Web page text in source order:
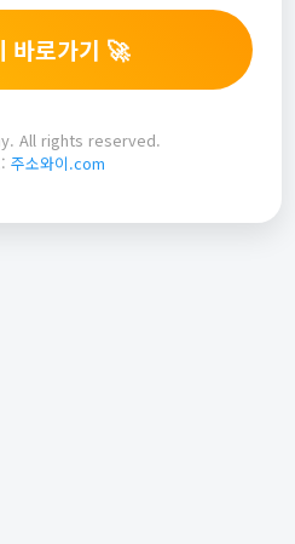
바로가기 🚀
All rights reserved.
주소와이.com